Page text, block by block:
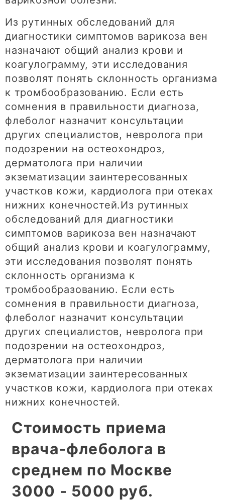
Из рутинных обследований для
диагностики симптомов варикоза вен
назначают общий анализ крови и
коагулограмму, эти исследования
позволят понять склонность организма
к тромбообразованию. Если есть
сомнения в правильности диагноза,
флеболог назначит консультации
других специалистов, невролога при
подозрении на остеохондроз,
дерматолога при наличии
экзематизации заинтересованных
участков кожи, кардиолога при отеках
нижних конечностей.Из рутинных
обследований для диагностики
симптомов варикоза вен назначают
общий анализ крови и коагулограмму,
эти исследования позволят понять
склонность организма к
тромбообразованию. Если есть
сомнения в правильности диагноза,
флеболог назначит консультации
других специалистов, невролога при
подозрении на остеохондроз,
дерматолога при наличии
экзематизации заинтересованных
участков кожи, кардиолога при отеках
нижних конечностей.
Стоимость приема
врача-флеболога в
среднем по Москве
3000 - 5000 руб.